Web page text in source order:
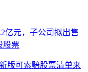
亿元，子公司拟出售
股票
版可索赔股票清单来